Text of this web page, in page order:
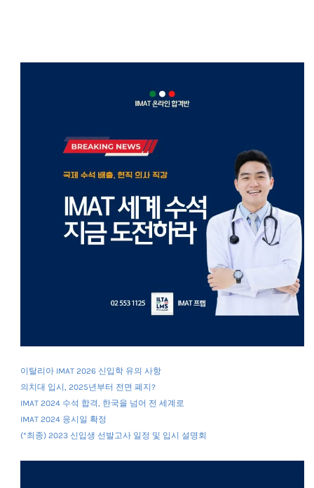
이탈리아 IMAT 2026 신입학 유의 사항
의치대 입시, 2025년부터 전면 폐지?
IMAT 2024 수석 합격, 한국을 넘어 전 세계로
IMAT 2024 응시일 확정
(*최종) 2023 신입생 선발고사 일정 및 입시 설명회